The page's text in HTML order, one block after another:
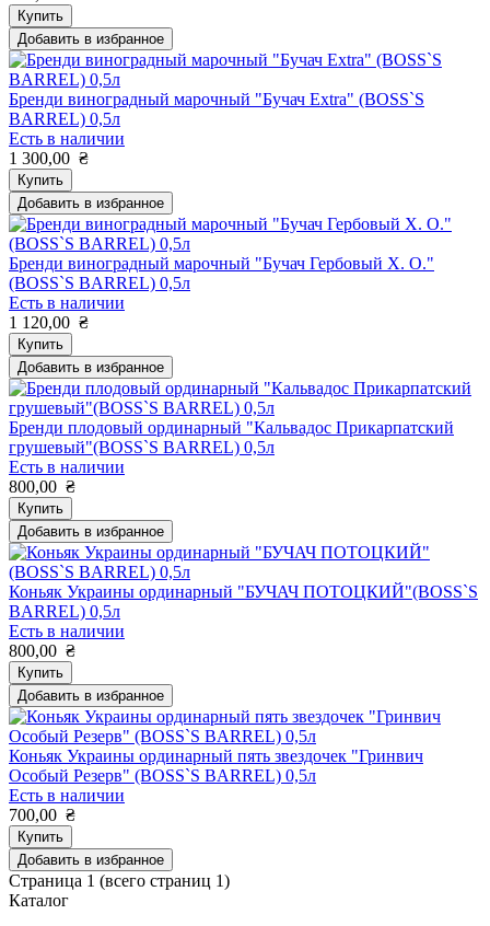
Купить
Добавить в избранное
Бренди виноградный марочный "Бучач Extra" (BOSS`S
BARREL) 0,5л
Есть в наличии
1 300,00 ₴
Купить
Добавить в избранное
Бренди виноградный марочный "Бучач Гербовый X. O."
(BOSS`S BARREL) 0,5л
Есть в наличии
1 120,00 ₴
Купить
Добавить в избранное
Бренди плодовый ординарный "Кальвадос Прикарпатский
грушевый"(BOSS`S BARREL) 0,5л
Есть в наличии
800,00 ₴
Купить
Добавить в избранное
Коньяк Украины ординарный "БУЧАЧ ПОТОЦКИЙ"(BOSS`S
BARREL) 0,5л
Есть в наличии
800,00 ₴
Купить
Добавить в избранное
Коньяк Украины ординарный пять звездочек "Гринвич
Особый Резерв" (BOSS`S BARREL) 0,5л
Есть в наличии
700,00 ₴
Купить
Добавить в избранное
Страница 1 (всего страниц 1)
Каталог